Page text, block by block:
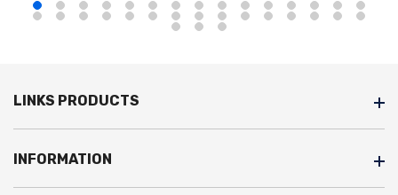
LINKS PRODUCTS
INFORMATION